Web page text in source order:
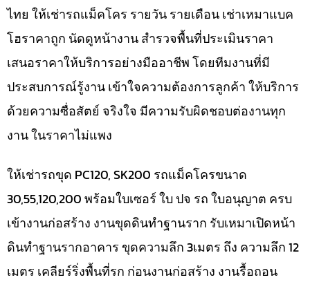
ไทย ให้เช่ารถแม็คโคร รายวัน รายเดือน เช่าเหมาแบค
โฮราคาถูก นัดดูหน้างาน สำรวจพื้นที่ประเมินราคา
เสนอราคาให้บริการอย่างมืออาชีพ โดยทีมงานที่มี
ประสบการณ์รู้งาน เข้าใจความต้องการลูกค้า ให้บริการ
ด้วยความซื่อสัตย์ จริงใจ มีความรับผิดชอบต่องานทุก
งาน ในราคาไม่แพง
ให้เช่ารถขุด PC120, SK200 รถแม็คโครขนาด
30,55,120,200 พร้อมใบเซอร์ ใบ ปจ รถ ใบอนุญาต ครบ
เข้างานก่อสร้าง งานขุดดินทำฐานราก รับเหมาเปิดหน้า
ดินทำฐานรากอาคาร ขุดความลึก 3เมตร ถึง ความลึก 12
เมตร เคลียร์ริ่งพื้นที่รก ก่อนงานก่อสร้าง งานรื้อถอน